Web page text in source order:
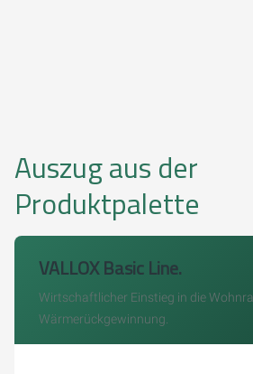
Auszug aus der
Produktpalette
VALLOX Basic Line.
Wirtschaftlicher Einstieg in die
Wärmerückgewinnung.